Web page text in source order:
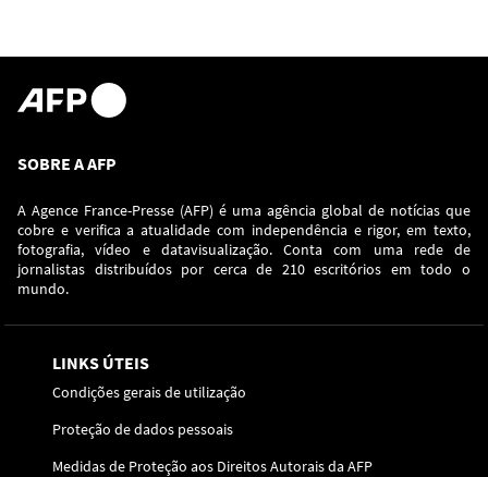
SOBRE A AFP
A Agence France-Presse (AFP) é uma agência global de notícias que
cobre e verifica a atualidade com independência e rigor, em texto,
fotografia, vídeo e datavisualização. Conta com uma rede de
jornalistas distribuídos por cerca de 210 escritórios em todo o
mundo.
LINKS ÚTEIS
Condições gerais de utilização
Proteção de dados pessoais
Medidas de Proteção aos Direitos Autorais da AFP